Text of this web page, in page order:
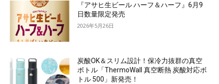
『アサヒ生ビール ハーフ＆ハーフ』6月9
日数量限定発売
2026年5月26日
炭酸OK＆スリム設計！保冷力抜群の真空
ボトル「ThermoWall 真空断熱 炭酸対応ボ
トル 500」新発売！